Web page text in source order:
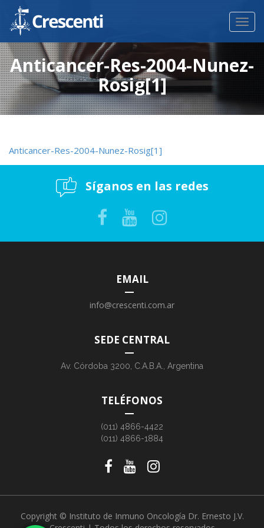
Anticancer-Res-2004-Nunez-
Rosig[1]
Anticancer-Res-2004-Nunez-Rosig[1]
Síganos en las redes
EMAIL
info@crescenti.com.ar
SEDE CENTRAL
Av. Córdoba 3200, C.A.B.A., Argentina
TELÉFONOS
(011) 4866-4422
(011) 4866-1884
Copyright © Instituto de Inmuno Oncología Dr. Ernesto J.V.